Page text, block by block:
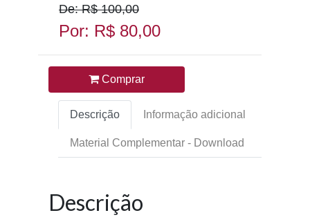
De: R$ 100,00
Por: R$ 80,00
Comprar
Descrição Informação adicional
Material Complementar - Download
Descrição